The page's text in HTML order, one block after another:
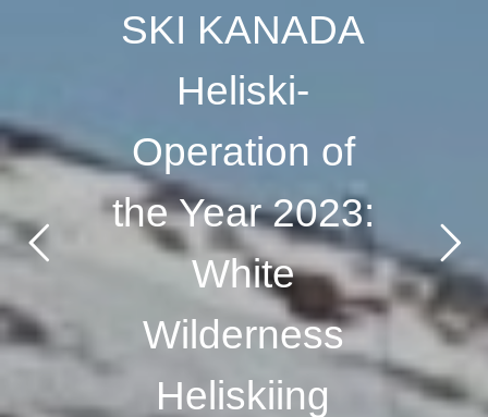
SKI KANADA
Heliski-
Operation of
the Year 2023:
White
Wilderness
Heliskiing